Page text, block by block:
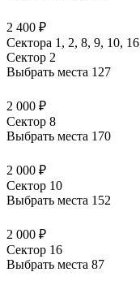
2 400 ₽
Сектора 1, 2, 8, 9, 10, 16
Сектор 2
Выбрать места 127
2 000 ₽
Сектор 8
Выбрать места 170
2 000 ₽
Сектор 10
Выбрать места 152
2 000 ₽
Сектор 16
Выбрать места 87